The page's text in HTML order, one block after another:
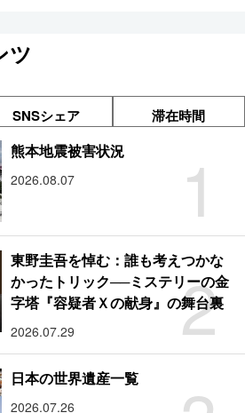
ツ
SNSシェア 滞在時間
1
熊本地震被害状況
2026.08.07
2
東野圭吾を悼む：誰も考えつかな
かったトリック──ミステリーの金
字塔『容疑者Ｘの献身』の舞台裏
2026.07.29
日本の世界遺産一覧
2026.07.26